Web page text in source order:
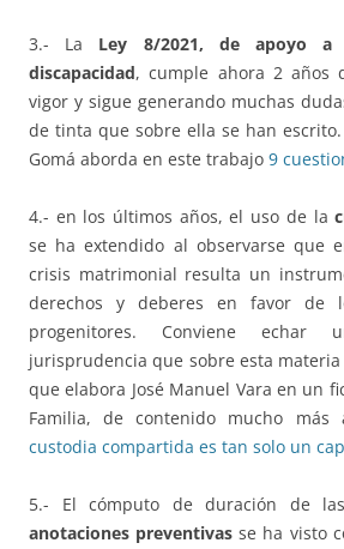
3.- La Ley 8/2021, de apoyo a
discapacidad, cumple ahora 2 años
vigor y sigue generando muchas
de tinta que sobre ella se han
Gomá aborda en este trabajo 9
4.- en los últimos años, el uso de la
se ha extendido al observarse que
crisis matrimonial resulta un
derechos y deberes en favor de
progenitores. Conviene
jurisprudencia que sobre esta
que elabora José Manuel Vara en un
Familia, de contenido mucho
custodia compartida es tan solo un
5.- El cómputo de duración de
anotaciones preventivasse ha visto